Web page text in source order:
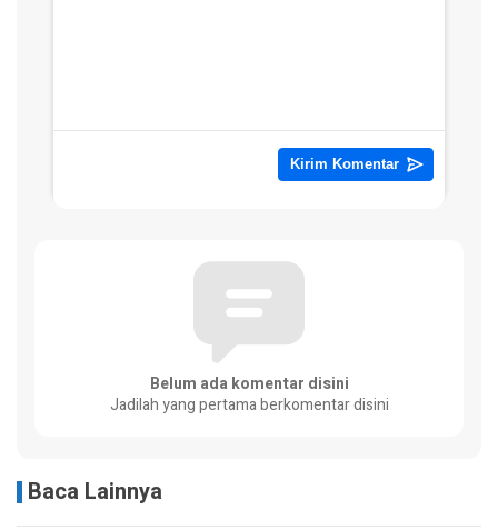
Belum ada komentar disini
Jadilah yang pertama berkomentar disini
Baca Lainnya